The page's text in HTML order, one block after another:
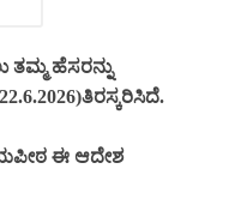
ಹೆಸರನ್ನು
ಈ ಆದೇಶ